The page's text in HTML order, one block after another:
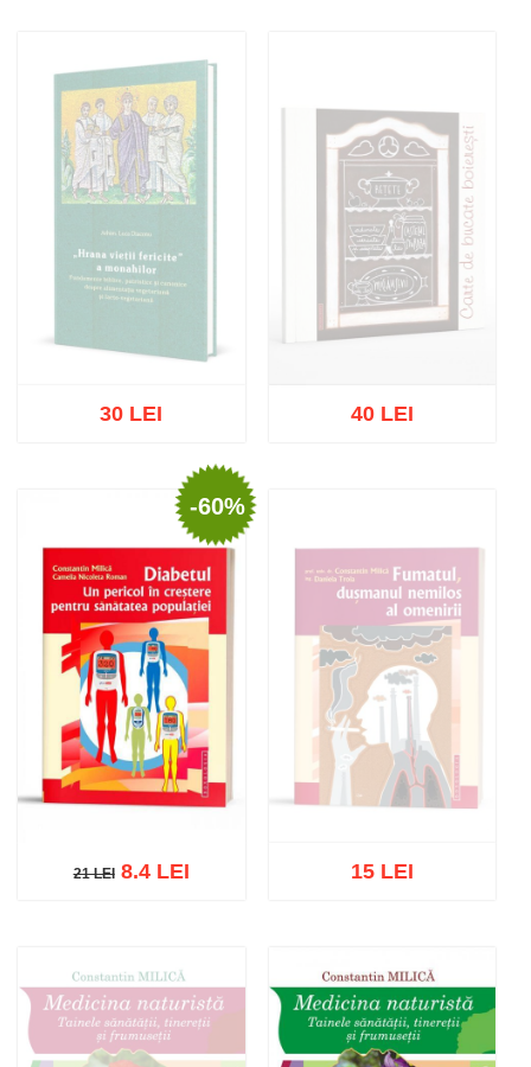
Wishlist
Stoc epuizat
30 LEI 40 LEI
-60%
21 LEI
Adaugă în coș Wishlist
21 LEI8.4 LEI
Stoc epuizat
15 LEI